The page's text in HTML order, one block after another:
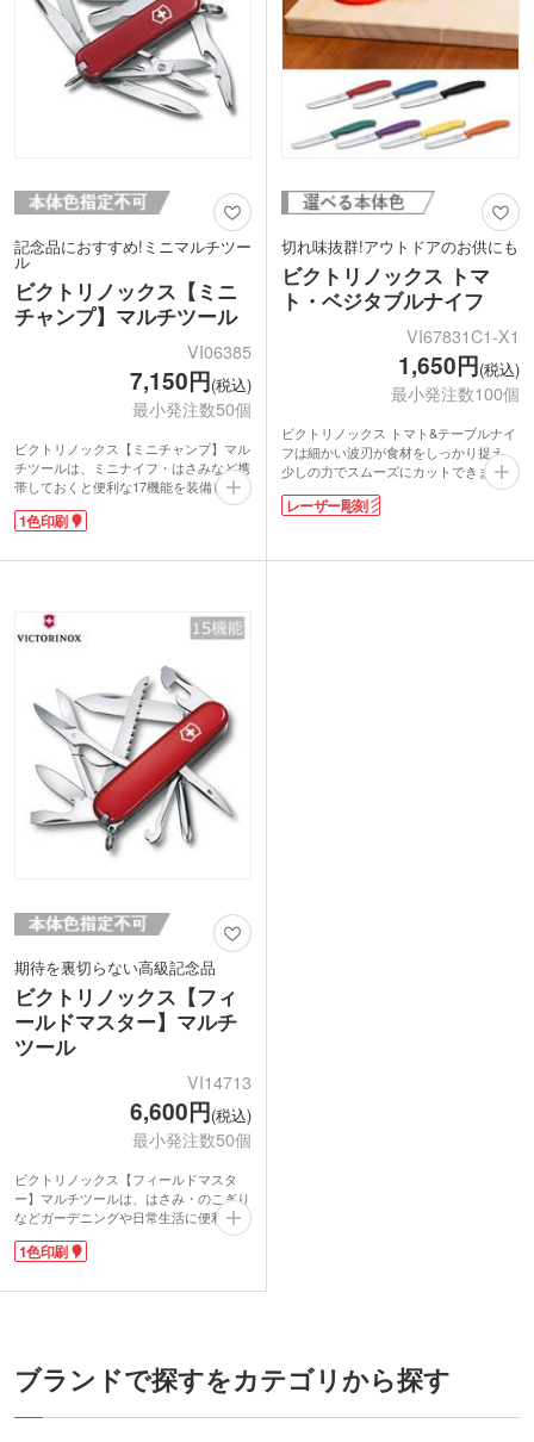
レード(小刃)、3.コルクせん抜き、4.カ
ン切り、5.マイナスドライバー
(小)3mm、6.せん抜き、7.マイナスドラ
イバー(大)6mm、8.ワイヤーストリッパ
ー、9.リーマー(穴あけ)/パンチ、10.キ
ーリング、11.ピンセット(毛抜き)、12.
ツースピック(つまようじ)、13.はさみ、
贈り物になります。
■機能
1.ラージブレード(大刃)、2.スモールブ
レード(小刃)、3.プラスドライバー、4.
カン切り、5.マイナスドライバー
(小)3mm、6.せん抜き、7.マイナスドラ
イバー(大)6mm、8.ワイヤーストリッパ
ピック(つまようじ)
動画提供 : Victorinox AG
記念品におすすめ!ミニマルチツー
ル
ビクトリノックス【ミニ
チャンプ】マルチツール
VI06385
7,150円(税込)
最小発注数50個
ビクトリノックス【ミニチャンプ】マル
チツールは、ミニナイフ・はさみなど携
帯しておくと便利な17機能を装備したミ
ニツール。配合にこだわったステンレス
スチールは強度があり錆びにくく、切れ
ので携帯に便利。
念品にぴったり。多機能なブランド製マ
ルチツールは、日常生活の「あると便利
■機能
1.スモールブレード(小刃)、2.つめやす
り、3.マイナスドライバー(小)3mm、4.
はさみ、5.キーリング、6.ピンセット(毛
抜き)、7.ボールペン(ブルー)、8.せん抜
き、9.ワイヤーストリッパー、10.プラ
スドライバー(小・フィリップ型)、11.つ
めそうじ、12.スケール(cm)、13.スケー
1色印刷
切れ味抜群!アウトドアのお供にも
ビクトリノックス トマ
ト・ベジタブルナイフ
VI67831C1-X1
1,650円(税込)
最小発注数100個
ビクトリノックス トマト&テーブルナイ
フは細かい波刃が食材をしっかり捉え、
少しの力でスムーズにカットできます。
持ち手は人間工学に基づいた、手になじ
む滑りにくい形状。細身で軽量なのでキ
フとしても使えます。食洗機対応でお手
レーザー彫刻
期待を裏切らない高級記念品
ビクトリノックス【フィ
ールドマスター】マルチ
ツール
VI14713
6,600円(税込)
最小発注数50個
ビクトリノックス【フィールドマスタ
ー】マルチツールは、はさみ・のこぎり
などガーデニングや日常生活に便利な15
機能を装備した標準モデルのツール。握
りやすく使いやすいサイズです。配合に
あり錆びにくく、切れ味抜群。世界で愛
く愛用できるノベルティです。
1色印刷
ブランドで探すをカテゴリから探す